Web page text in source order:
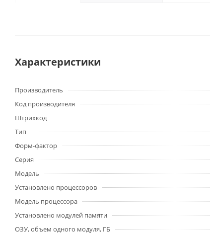
Характеристики
Производитель
Код производителя
Штрихкод
Тип
Форм-фактор
Серия
Модель
Установлено процессоров
Модель процессора
Установлено модулей памяти
ОЗУ, объем одного модуля, ГБ